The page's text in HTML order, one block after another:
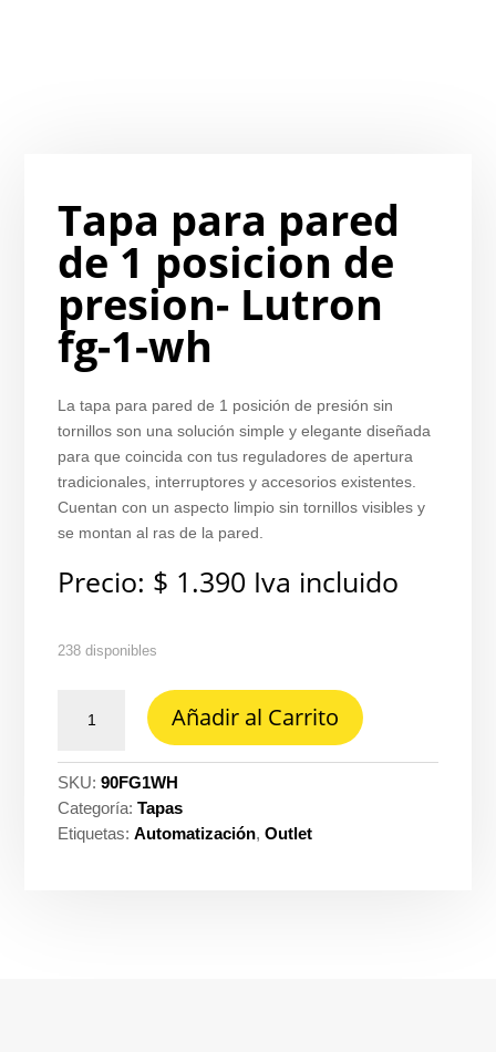
Tapa para pared
de 1 posicion de
presion- Lutron
fg-1-wh
La tapa para pared de 1 posición de presión sin
tornillos son una solución simple y elegante diseñada
para que coincida con tus reguladores de apertura
tradicionales, interruptores y accesorios existentes.
Cuentan con un aspecto limpio sin tornillos visibles y
se montan al ras de la pared.
Precio: $ 1.390 Iva incluido
238 disponibles
para
de
1
posicion
Añadir al Carrito
SKU:90FG1WH
Categoría:Tapas
Etiquetas:Automatización,Outlet